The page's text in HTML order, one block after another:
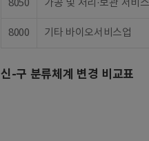
8050 가공 및 처리·보관 서비스
8000 기타 바이오서비스업
신-구 분류체계 변경 비교표